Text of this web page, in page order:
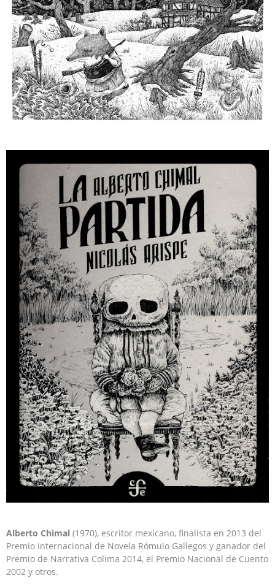
Alberto Chimal (1970), escritor mexicano, finalista en 2013 del
Premio Internacional de Novela Rómulo Gallegos y ganador del
Premio de Narrativa Colima 2014, el Premio Nacional de Cuento
2002 y otros.